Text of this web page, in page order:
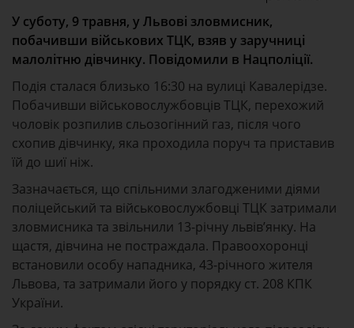
У суботу, 9 травня, у Львові зловмисник,
побачивши військових ТЦК, взяв у заручниці
малолітню дівчинку. Повідомили в Нацполіції.
Подія сталася близько 16:30 на вулиці Кавалерідзе.
Побачивши військовослужбовців ТЦК, перехожий
чоловік розпилив сльозогінний газ, після чого
схопив дівчинку, яка проходила поруч та приставив
їй до шиї ніж.
Зазначається, що спільними злагодженими діями
поліцейський та військовослужбовці ТЦК затримали
зловмисника та звільнили 13-річну львівʼянку. На
щастя, дівчина не постраждала. Правоохоронці
встановили особу нападника, 43-річного жителя
Львова, та затримали його у порядку ст. 208 КПК
України.